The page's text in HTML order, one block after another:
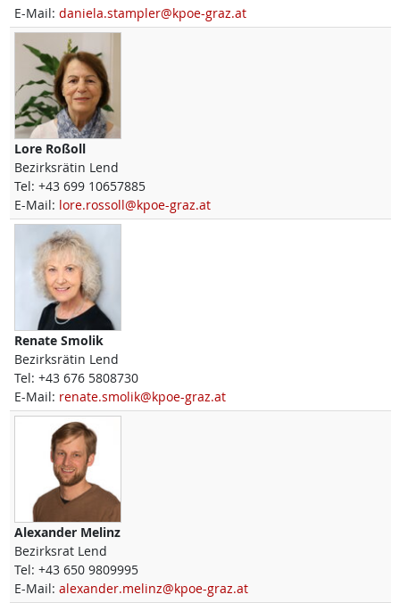
E-Mail: daniela.stampler@kpoe-graz.at
Lore Roßoll
Bezirksrätin Lend
Tel: +43 699 10657885
E-Mail: lore.rossoll@kpoe-graz.at
Renate Smolik
Bezirksrätin Lend
Tel: +43 676 5808730
E-Mail: renate.smolik@kpoe-graz.at
Alexander Melinz
Bezirksrat Lend
Tel: +43 650 9809995
E-Mail: alexander.melinz@kpoe-graz.at